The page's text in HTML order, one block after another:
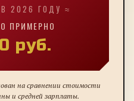
2026 ГОДУ ≈
ПРИМЕРНО
руб.
на сравнении стоимости
и средней зарплаты.